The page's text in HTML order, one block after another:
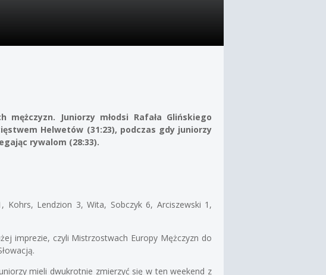
Juniorzy młodsi Rafała Glińskiego
Helwetów (31:23), podczas gdy juniorzy
rywalom (28:33).
Kohrs, Lendzion 3, Wita, Sobczyk 6, Arciszewski 1,
imprezie, czyli Mistrzostwach Europy Mężczyzn do
mieli dwukrotnie zmierzyć się w ten weekend z